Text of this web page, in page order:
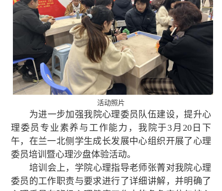
活动照片
为进一步加强我院心理委员队伍建设，提升心
理委员专业素养与工作能力，我院于3月20日下
午，在兰一北侧学生成长发展中心组织开展了心理
委员培训暨心理沙盘体验活动。
培训会上，学院心理指导老师张菁对我院心理
委员的工作职责与要求进行了详细讲解，并明确了